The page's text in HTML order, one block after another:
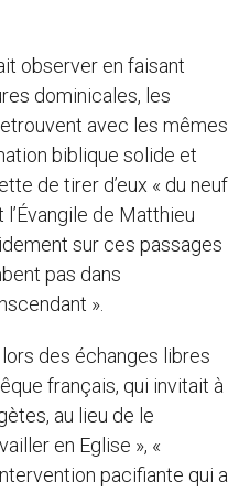
observer en faisant
dominicales, les
avec les mêmes
biblique solide et
de tirer d’eux « du neuf
de Matthieu
sur ces passages
pas dans
».
des échanges libres
français, qui invitait à
au lieu de le
en Eglise », «
pacifiante qui a